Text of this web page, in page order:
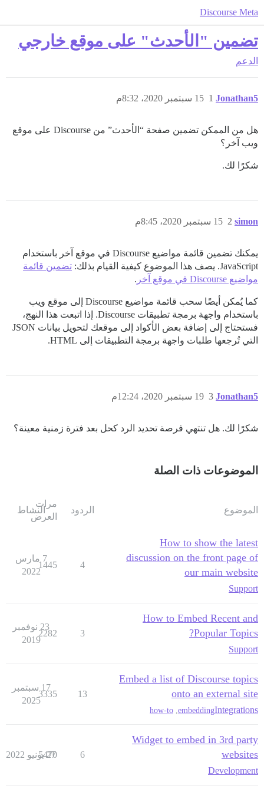
Discourse Meta
تضمين "الأحدث" على موقع خارجي
الدعم
Jonathan5 15 سبتمبر 2020، 8:32م 1
هل من الممكن تضمين صفحة “الأحدث” من Discourse على موقع
ويب آخر؟
شكرًا لك.
simon 15 سبتمبر 2020، 8:45م 2
يمكنك تضمين قائمة مواضيع Discourse في موقع آخر باستخدام
JavaScript. يصف هذا الموضوع كيفية القيام بذلك:
تضمين قائمة
مواضيع Discourse في موقع آخر
.
كما يُمكن أيضًا سحب قائمة مواضيع Discourse إلى موقع ويب
باستخدام واجهة برمجة تطبيقات Discourse. إذا اتبعت هذا النهج،
فستحتاج إلى إضافة بعض الأكواد إلى موقعك لتحويل بيانات JSON
التي تُرجعها طلبات واجهة برمجة التطبيقات إلى HTML.
Jonathan5 19 سبتمبر 2020، 12:24م 3
شكرًا لك. هل تنتهي فرصة تحديد الرد كحل بعد فترة زمنية معينة؟
الموضوعات ذات الصلة
الموضوع الردود
مرات
العرض
النشاط
How to show the latest
discussion on the front page of
our main website
Support
4
1445
7 مارس
2022
How to Embed Recent and
Popular Topics?
Support
3
2282
23 نوفمبر
2019
Embed a list of Discourse topics
onto an external site
Integrations
embedding
how-to
13
3335
17 سبتمبر
2025
Widget to embed in 3rd party
websites
Development
6
5470
27 يونيو 2022